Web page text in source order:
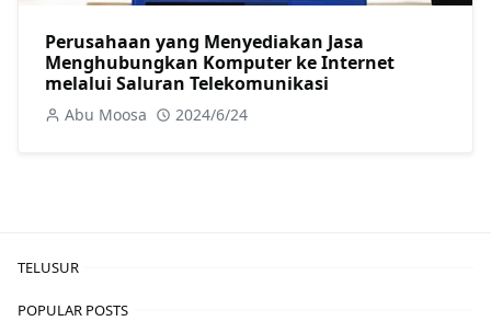
Perusahaan yang Menyediakan Jasa
Menghubungkan Komputer ke Internet
melalui Saluran Telekomunikasi
Abu Moosa 2024/6/24
TELUSUR
POPULAR POSTS